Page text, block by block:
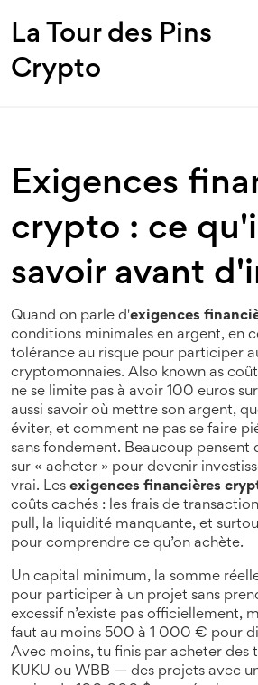
La Tour des Pins
Crypto
Exigences
crypto : ce
savoir avant
Quand on parle d'exigences
conditions minimales en argent, en
tolérance au risque pour participer
cryptomonnaies. Also known as
ne se limite pas à avoir 100 euros
aussi savoir où mettre son argent,
éviter, et comment ne pas se faire
sans fondement. Beaucoup pensent
sur « acheter » pour devenir
vrai. Les exigences financières
coûts cachés : les frais de
pull, la liquidité manquante, et
pour comprendre ce qu’on achète.
Un capital minimum, la somme
pour participer à un projet sans
excessifn’existe pas officiellement,
faut au moins 500 à 1 000 € pour
Avec moins, tu finis par acheter des
KUKU ou WBB — des projets avec